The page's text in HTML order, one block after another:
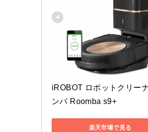
iROBOT ロボットクリー
ンバ Roomba s9+
楽天市場で見る